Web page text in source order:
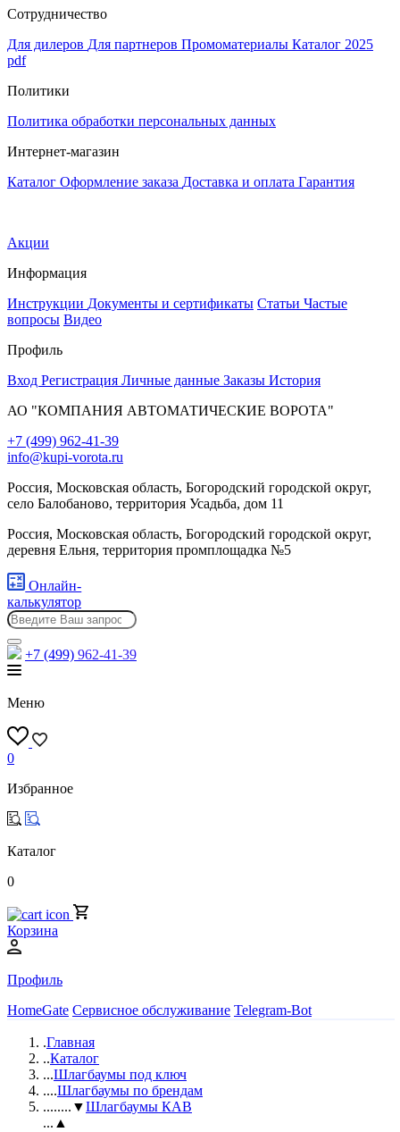
Сотрудничество
Для дилеров Для партнеров Промоматериалы Каталог 2025
pdf
Политики
Политика обработки персональных данных
Интернет-магазин
Каталог Оформление заказа Доставка и оплата Гарантия
Акции
Информация
Инструкции Документы и сертификаты Статьи Частые
вопросы Видео
Профиль
Вход Регистрация Личные данные Заказы История
АО "КОМПАНИЯ АВТОМАТИЧЕСКИЕ ВОРОТА"
+7 (499) 962-41-39
info@kupi-vorota.ru
Россия, Московская область, Богородский городской округ,
село Балобаново, территория Усадьба, дом 11
Россия, Московская область, Богородский городской округ,
деревня Ельня, территория промплощадка №5
Онлайн-
калькулятор
+7 (499) 962-41-39
Меню
0
Избранное
Каталог
0
Корзина
Профиль
HomeGate Сервисное обслуживание Telegram-Bot
.Главная
..Каталог
...Шлагбаумы под ключ
....Шлагбаумы по брендам
........▼Шлагбаумы КАВ
...▲